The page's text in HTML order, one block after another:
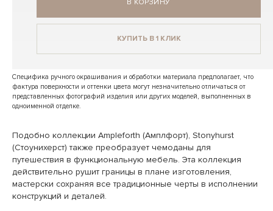
В КОРЗИНУ
КУПИТЬ В 1 КЛИК
Специфика ручного окрашивания и обработки материала предполагает, что
фактура поверхности и оттенки цвета могут незначительно отличаться от
представленных фотографий изделия или других моделей, выполненных в
одноименной отделке.
Подобно коллекции Ampleforth (Амплфорт), Stonyhurst
(Стоунихерст) также преобразует чемоданы для
путешествия в функциональную мебель. Эта коллекция
действительно рушит границы в плане изготовления,
мастерски сохраняя все традиционные черты в исполнении
конструкций и деталей.